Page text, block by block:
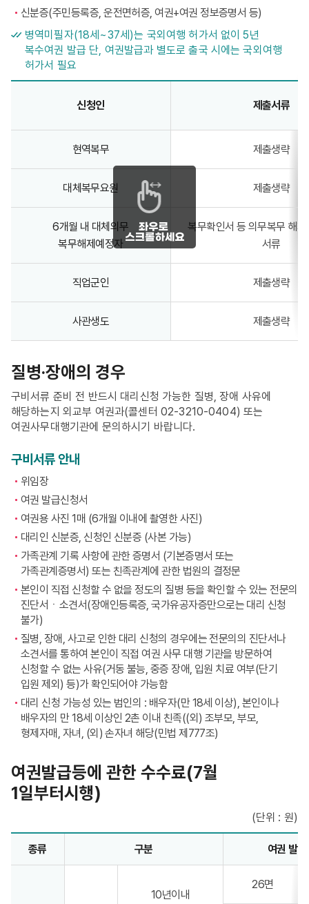
신분증(주민등록증, 운전면허증, 여권+여권 정보증명서 등)
병역미필자(18세~37세)는 국외여행 허가서 없이 5년
복수여권 발급 단, 여권발급과 별도로 출국 시에는 국외여행
허가서 필요
현역 및 전역 예정자 - 신청인, 제출서류, 발행, 여권유효기간 정보제공
신청인 제출서류
현역복무 제출생략
대체복무요원 제출생략
6개월 내 대체의무
복무해제예정자
복무확인서 등 의무복무 해
서류
직업군인 제출생략
사관생도 제출생략
질병·장애의 경우
구비서류 준비 전 반드시 대리신청 가능한 질병, 장애 사유에
해당하는지 외교부 여권과(콜센터 02-3210-0404) 또는
여권사무대행기관에 문의하시기 바랍니다.
구비서류 안내
위임장
여권 발급신청서
여권용 사진 1매 (6개월 이내에 촬영한 사진)
대리인 신분증, 신청인 신분증 (사본 가능)
가족관계 기록 사항에 관한 증명서 (기본증명서 또는
가족관계증명서) 또는 친족관계에 관한 법원의 결정문
본인이 직접 신청할 수 없을 정도의 질병 등을 확인할 수 있는 전문의
진단서ㆍ소견서(장애인등록증, 국가유공자증만으로는 대리 신청
불가)
질병, 장애, 사고로 인한 대리 신청의 경우에는 전문의의 진단서나
소견서를 통하여 본인이 직접 여권 사무 대행 기관을 방문하여
신청할 수 없는 사유(거동 불능, 중증 장애, 입원 치료 여부(단기
입원 제외) 등)가 확인되어야 가능함
대리 신청 가능성 있는 범인의 : 배우자(만 18세 이상), 본인이나
배우자의 만 18세 이상인 2촌 이내 친족((외) 조부모, 부모,
형제자매, 자녀, (외) 손자녀 해당(민법 제777조)
여권발급등에 관한 수수료(7월
1일부터시행)
(단위 : 원)
여권발급등에 관한 수수료 - 종류, 구분, 여권 발급 수수료, 국제교류기여금, 합계 정보제공
종류 구분 여권 발
10년이내
26면